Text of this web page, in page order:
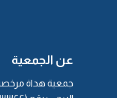
عن الجمعية
جمعية هداة مرخصة